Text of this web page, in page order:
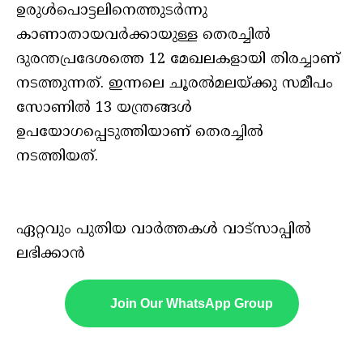
ഉരുള്‍പൊട്ടലിനെത്തുടര്‍ന്നു
കാണാതായവര്‍ക്കായുള്ള തെരച്ചില്‍
ദുരന്തപ്രദേശത്തെ 12 മേഖലകളായി തിരച്ചാണ്
നടത്തുന്നത്. ഇന്നലെ ചൂരല്‍മലയ്ക്കു സമീപം
സോണില്‍ 13 യന്ത്രങ്ങള്‍
ഉപയോഗപ്പെടുത്തിയാണ് തെരച്ചില്‍
നടത്തിയത്.
ഏറ്റവും പുതിയ വാർത്തകൾ വാട്സാപ്പിൽ
ലഭിക്കാൻ
Join Our WhatsApp Group